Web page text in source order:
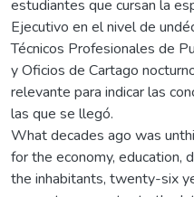
estudiantes que cursan la
Ejecutivo en el nivel de
Técnicos Profesionales de
y Oficios de Cartago
relevante para indicar las
las que se llegó.
What decades ago was
for the economy, education,
the inhabitants, twenty-six